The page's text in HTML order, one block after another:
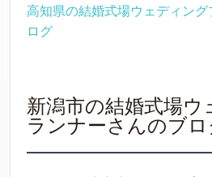
高知県の結婚式場ウェディン
ログ
新潟市の結婚式場
ランナーさんのブ